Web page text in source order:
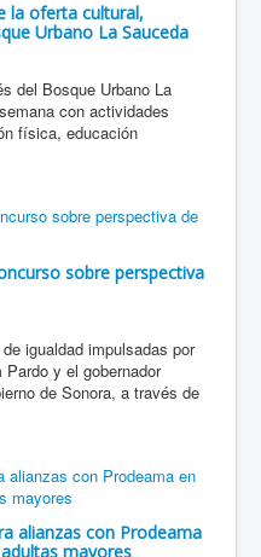
la oferta cultural,
Urbano La Sauceda
del Bosque Urbano La
con actividades
física, educación
sobre perspectiva
igualdad impulsadas por
y el gobernador
de Sonora, a través de
alianzas con Prodeama
mayores